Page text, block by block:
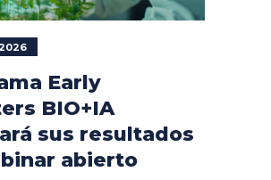
Early
BIO+IA
sus resultados
abierto